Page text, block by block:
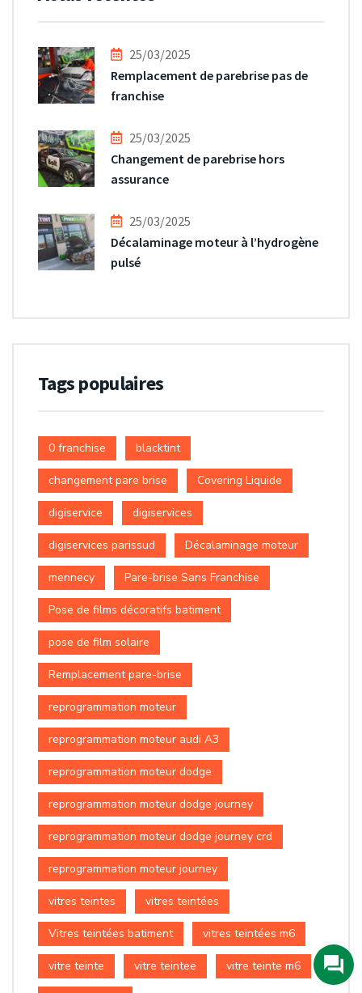
25/03/2025
Remplacement de parebrise pas de
franchise
25/03/2025
Changement de parebrise hors
assurance
25/03/2025
Décalaminage moteur à l’hydrogène
pulsé
Tags populaires
0 franchise blacktint
changement pare brise Covering Liquide
digiservice digiservices
digiservices parissud Décalaminage moteur
mennecy Pare-brise Sans Franchise
Pose de films décoratifs batiment
pose de film solaire
Remplacement pare-brise
reprogrammation moteur
reprogrammation moteur audi A3
reprogrammation moteur dodge
reprogrammation moteur dodge journey
reprogrammation moteur dodge journey crd
reprogrammation moteur journey
vitres teintes vitres teintées
Vitres teintées batiment vitres teintées m6
vitre teinte vitre teintee vitre teinte m6